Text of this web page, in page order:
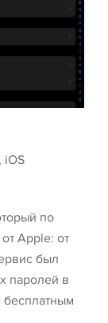
iOS
по
Apple: от
был
паролей в
бесплатным